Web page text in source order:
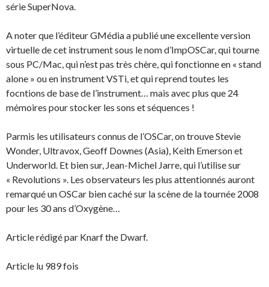
série SuperNova.
A noter que l’éditeur GMédia a publié une excellente version
virtuelle de cet instrument sous le nom d’ImpOSCar, qui tourne
sous PC/Mac, qui n’est pas très chère, qui fonctionne en « stand
alone » ou en instrument VSTi, et qui reprend toutes les
focntions de base de l’instrument… mais avec plus que 24
mémoires pour stocker les sons et séquences !
Parmis les utilisateurs connus de l’OSCar, on trouve Stevie
Wonder, Ultravox, Geoff Downes (Asia), Keith Emerson et
Underworld. Et bien sur, Jean-Michel Jarre, qui l’utilise sur
« Revolutions ». Les observateurs les plus attentionnés auront
remarqué un OSCar bien caché sur la scène de la tournée 2008
pour les 30 ans d’Oxygène…
Article rédigé par Knarf the Dwarf.
Article lu 989 fois